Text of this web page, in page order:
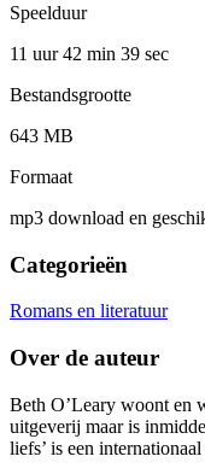
Speelduur
11 uur 42 min 39 sec
Bestandsgrootte
643 MB
Formaat
mp3 download en
Categorieën
Romans en literatuur
Over de auteur
Beth O’Leary woont en
uitgeverij maar is
liefs’ is een